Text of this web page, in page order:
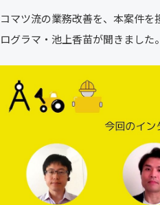
コマツ流の業務改善を、本案件
ログラマ・池上香苗が聞きました。